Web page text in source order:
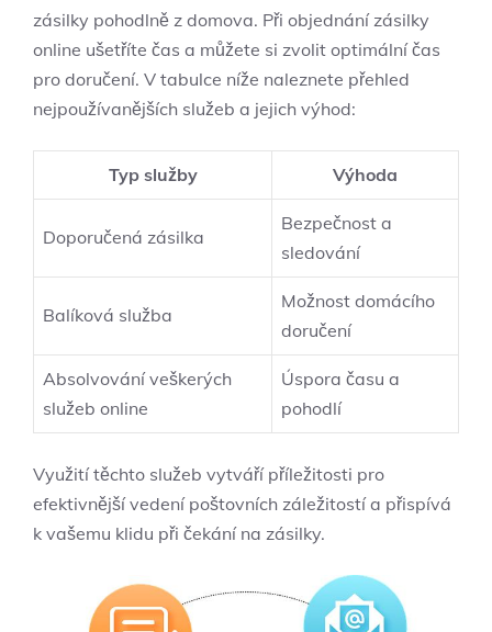
zásilky pohodlně z domova. Při objednání zásilky
online ušetříte čas a můžete si zvolit optimální čas
pro doručení. V tabulce níže naleznete přehled
nejpoužívanějších služeb a jejich výhod:
Typ služby Výhoda
Doporučená zásilka
Bezpečnost a
sledování
Balíková služba
Možnost domácího
doručení
Absolvování veškerých
služeb online
Úspora času a
pohodlí
Využití těchto služeb vytváří příležitosti pro
efektivnější vedení poštovních záležitostí a přispívá
k vašemu klidu při čekání na zásilky.